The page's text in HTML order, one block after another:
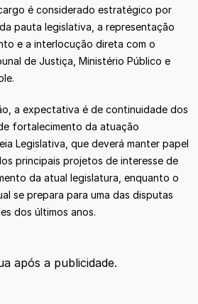
é considerado estratégico por
pauta legislativa, a representação
e a interlocução direta com o
de Justiça, Ministério Público e
a expectativa é de continuidade dos
fortalecimento da atuação
Legislativa, que deverá manter papel
principais projetos de interesse de
da atual legislatura, enquanto o
se prepara para uma das disputas
dos últimos anos.
após a publicidade.